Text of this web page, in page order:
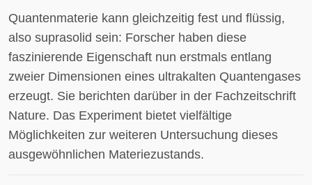
Quantenmaterie kann gleichzeitig fest und flüssig,
also suprasolid sein: Forscher haben diese
faszinierende Eigenschaft nun erstmals entlang
zweier Dimensionen eines ultrakalten Quantengases
erzeugt. Sie berichten darüber in der Fachzeitschrift
Nature. Das Experiment bietet vielfältige
Möglichkeiten zur weiteren Untersuchung dieses
ausgewöhnlichen Materiezustands.